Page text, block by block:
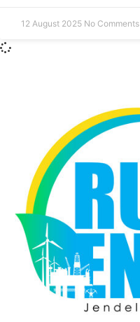
12 August 2025 No Comments